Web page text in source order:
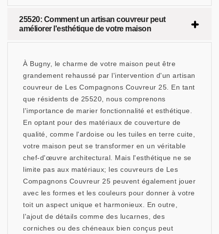
25520: Comment un artisan couvreur peut
améliorer l'esthétique de votre maison
À Bugny, le charme de votre maison peut être
grandement rehaussé par l'intervention d'un artisan
couvreur de Les Compagnons Couvreur 25. En tant
que résidents de 25520, nous comprenons
l'importance de marier fonctionnalité et esthétique.
En optant pour des matériaux de couverture de
qualité, comme l'ardoise ou les tuiles en terre cuite,
votre maison peut se transformer en un véritable
chef-d'œuvre architectural. Mais l'esthétique ne se
limite pas aux matériaux; les couvreurs de Les
Compagnons Couvreur 25 peuvent également jouer
avec les formes et les couleurs pour donner à votre
toit un aspect unique et harmonieux. En outre,
l'ajout de détails comme des lucarnes, des
corniches ou des chéneaux bien conçus peut